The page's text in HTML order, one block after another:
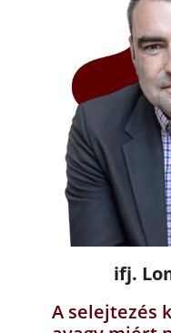
ifj.
A selejtezés